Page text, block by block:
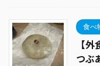
食べ
【
つぶ